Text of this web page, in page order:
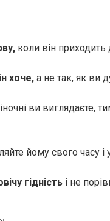
коли він
хоче, а не так, як ви
ви виглядаєте,
йому свого часу і
гідність і не